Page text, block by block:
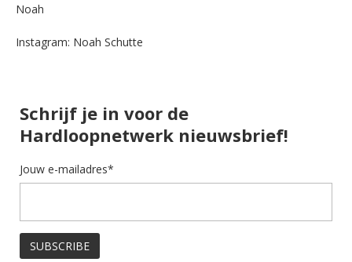
Noah
Instagram: Noah Schutte
Schrijf je in voor de
Hardloopnetwerk nieuwsbrief!
Jouw e-mailadres*